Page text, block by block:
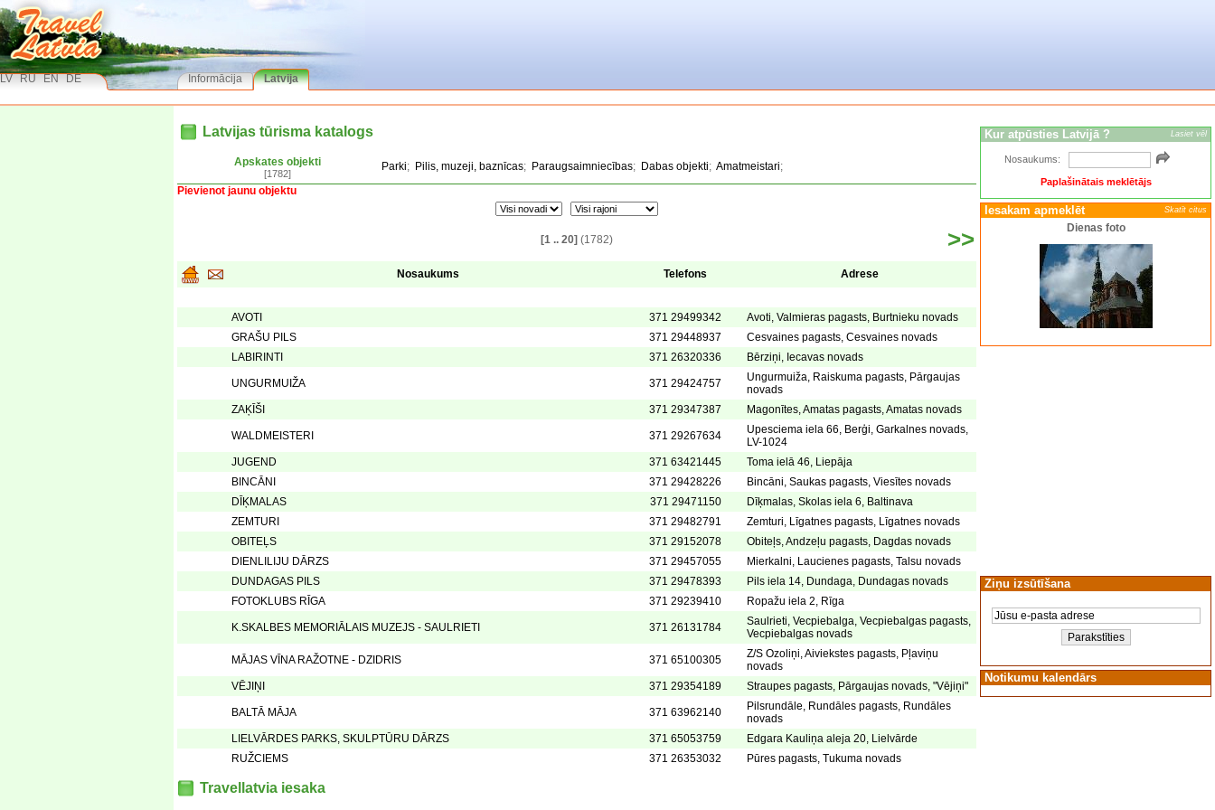
LV RU EN DE Informācija Latvija
Latvijas tūrisma katalogs
Apskates objekti
[1782]
Parki; Pilis, muzeji, baznīcas; Paraugsaimniecības; Dabas objekti; Amatmeistari;
Pievienot jaunu objektu
[1 .. 20] (1782) >>
Nosaukums Telefons Adrese
AVOTI 371 29499342
Avoti, Valmieras pagasts, Burtnieku novads
GRAŠU PILS
371 29448937
Cesvaines pagasts, Cesvaines novads
LABIRINTI
371 26320336 Bērziņi, Iecavas novads
UNGURMUIŽA 371 29424757
Ungurmuiža, Raiskuma pagasts, Pārgaujas
novads
ZAĶĪŠI
371 29347387 Magonītes, Amatas pagasts, Amatas novads
WALDMEISTERI 371 29267634
Upesciema iela 66, Berģi, Garkalnes novads,
LV-1024
JUGEND
371 63421445
Toma ielā 46, Liepāja
BINCĀNI
371 29428226
Bincāni, Saukas pagasts, Viesītes novads
DĪĶMALAS
371 29471150
Dīķmalas, Skolas iela 6, Baltinava
ZEMTURI
371 29482791
Zemturi, Līgatnes pagasts, Līgatnes novads
OBITEĻS
371 29152078
Obiteļs, Andzeļu pagasts, Dagdas novads
DIENLILIJU DĀRZS
371 29457055
Mierkalni, Laucienes pagasts, Talsu novads
DUNDAGAS PILS
371 29478393
Pils iela 14, Dundaga, Dundagas novads
FOTOKLUBS RĪGA
371 29239410 Ropažu iela 2, Rīga
K.SKALBES MEMORIĀLAIS MUZEJS - SAULRIETI 371 26131784
Saulrieti, Vecpiebalga, Vecpiebalgas pagasts,
Vecpiebalgas novads
MĀJAS VĪNA RAŽOTNE - DZIDRIS 371 65100305
Z/S Ozoliņi, Aiviekstes pagasts, Pļaviņu
novads
VĒJIŅI
371 29354189 Straupes pagasts, Pārgaujas novads, "Vējiņi"
BALTĀ MĀJA 371 63962140
Pilsrundāle, Rundāles pagasts, Rundāles
novads
LIELVĀRDES PARKS, SKULPTŪRU DĀRZS
371 65053759
Edgara Kauliņa aleja 20, Lielvārde
RUŽCIEMS
371 26353032 Pūres pagasts, Tukuma novads
Travellatvia iesaka
Kur atpūsties Latvijā ? Lasiet vēl
Nosaukums:
Paplašinātais meklētājs
Iesakam apmeklēt Skatīt citus
Dienas foto
Ziņu izsūtīšana
Notikumu kalendārs